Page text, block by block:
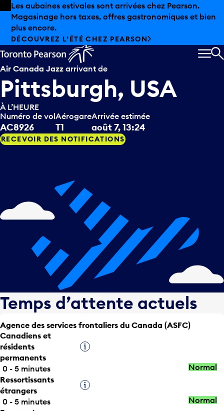
Skip to offers
Passer au contenu principal
Les aubaines estivales sont arrivées chez Pearson.
Magasinage hors taxes, offres gastronomiques et bien
plus encore.
DÉCOUVREZ L’ÉTÉ CHEZ PEARSON
Air Canada Jazz arrivant de
Pittsburgh, USA
À L’HEURE
Numéro de vol
AC8926
Aérogare
T1
Arrivée estimée
août 7, 13:24
RECEVOIR DES NOTIFICATIONS
Temps d’attente actuels
Agence des services frontaliers du Canada (ASFC)
Canadiens et
résidents
permanents
Infobulle
0 - 5 minutes
Normal
Ressortissants
étrangers
Infobulle
0 - 5 minutes
Normal